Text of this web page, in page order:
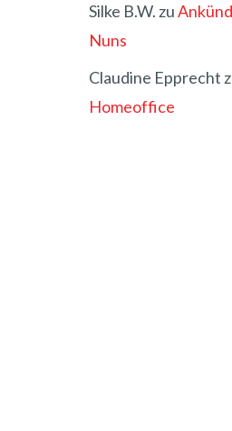
Silke B.W. zu
Nuns
Claudine Epprecht
Homeoffice